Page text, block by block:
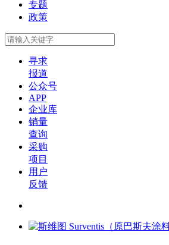
专题
政策
寻求
报道
公众号
APP
企业库
销量
查询
采购
项目
用户
反馈